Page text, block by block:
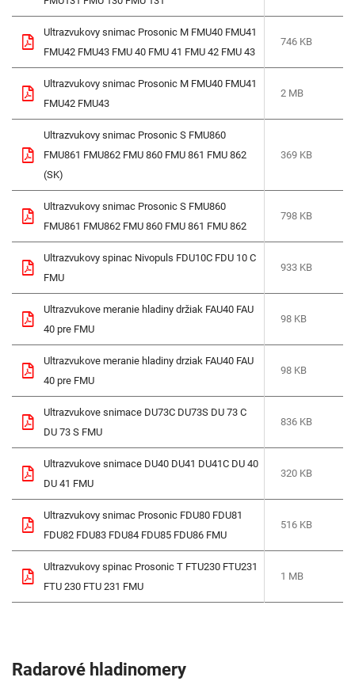
Ultrazvukovy snimac Prosonic M FMU40 FMU41
FMU42 FMU43 FMU 40 FMU 41 FMU 42 FMU 43
746 KB
Ultrazvukovy snimac Prosonic M FMU40 FMU41
FMU42 FMU43
2 MB
Ultrazvukovy snimac Prosonic S FMU860
FMU861 FMU862 FMU 860 FMU 861 FMU 862
(SK)
369 KB
Ultrazvukovy snimac Prosonic S FMU860
FMU861 FMU862 FMU 860 FMU 861 FMU 862
798 KB
Ultrazvukovy spinac Nivopuls FDU10C FDU 10 C
FMU
933 KB
Ultrazvukove meranie hladiny držiak FAU40 FAU
40 pre FMU
98 KB
Ultrazvukove meranie hladiny drziak FAU40 FAU
40 pre FMU
98 KB
Ultrazvukove snimace DU73C DU73S DU 73 C
DU 73 S FMU
836 KB
Ultrazvukove snimace DU40 DU41 DU41C DU 40
DU 41 FMU
320 KB
Ultrazvukovy snimac Prosonic FDU80 FDU81
FDU82 FDU83 FDU84 FDU85 FDU86 FMU
516 KB
Ultrazvukovy spinac Prosonic T FTU230 FTU231
FTU 230 FTU 231 FMU
1 MB
Radarové hladinomery